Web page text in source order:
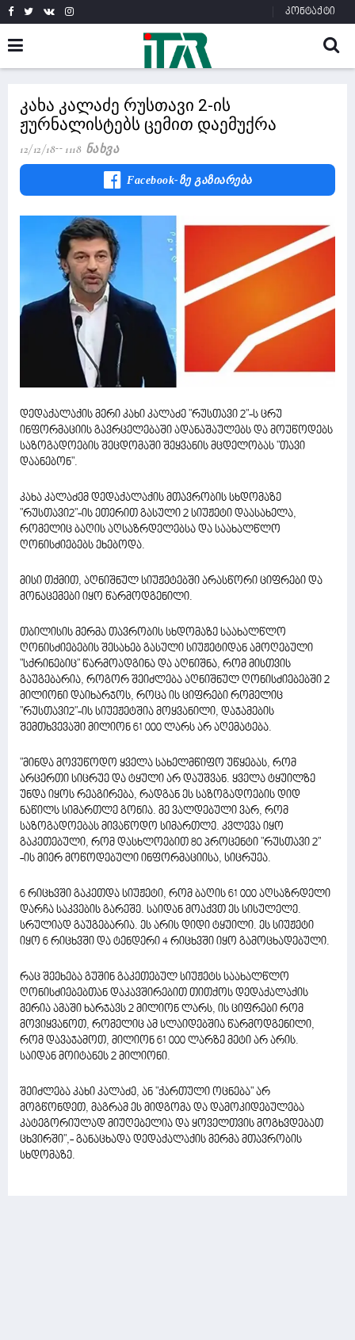
კონტაქტი
კახა კალაძე რუსთავი 2-ის
ჟურნალისტებს ცემით დაემუქრა
12/12/18 1118 Ნახვა
Facebook-Ზე Გაზიარება
დედაქალაქის მერი კახი კალაძე "რუსთავი 2"-ს ცრუ
ინფორმაციის გავრცელებაში ადანაშაულებს და მოუწოდებს
საზოგადოების შეცდომაში შეყვანის მცდელობას "თავი
დაანებონ".
კახა კალაძემ დედაქალაქის მთავრობის სხდომაზე
"რუსთავი2"-ის ეთერით გასული 2 სიუჟეტი დაასახელა,
რომელიც ბაღის აღსაზრდელებსა და საახალწლო
ღონისძიებებს ეხებოდა.
მისი თქმით, აღნიშნულ სიუჟეტებში არასწორი ციფრები და
მონაცემები იყო წარმოდგენილი.
თბილისის მერმა თავრობის სხდომაზე საახალწლო
ღონისძიებების შესახებ გასული სიუჟეტიდან ამოღებული
"სქრინებიც" წარმოადგინა და აღნიშნა, რომ მისთვის
გაუგებარია, როგორ შეიძლება აღნიშნულ ღონისძიებებში 2
მილიონი დაიხარჯოს, როცა ის ციფრები რომელიც
"რუსთავი2"-ის სიუეჟეტშია მოყვანილი, დაჯამების
შემთხვევაში მილიონ 61 000 ლარს არ აღემატება.
"მინდა მოვუწოდო ყველა სახელმწიფო უწყებას, რომ
არცერთი სიცრუე და ტყული არ დაუშვან. ყველა ტყუილზე
უნდა იყოს რეაგირება, რადგან ეს საზოგადოების დიდ
ნაწილს სიმართლე გონია. მე ვალდებული ვარ, რომ
საზოგადოებას მივაწოდო სიმართლე. კვლევა იყო
გაკეთებული, რომ დასხლოებით 80 პროცენტი "რუსთავი 2"
-ის მიერ მოწოდებული ინფორმაციისა, სიცრუეა.
6 რიცხვში გაკეთდა სიუჟეტი, რომ ბაღის 61 000 აღსაზრდელი
დარჩა საკვების გარეშე. საიდან მოაქვთ ეს სისულელე.
სრულიად გაუგებარია. ეს არის დიდი ტყუილი. ეს სიუჟეტი
იყო 6 რიცხვში და ტენდერი 4 რიცხვში იყო გამოცხადებული.
რაც შეეხება გუშინ გაკეთებულ სიუჟეტს საახალწლო
ღონისძიებებთან დაკავშირებით თითქოს დედაქალაქის
მერია ამაში ხარჯავს 2 მილიონ ლარს, ის ციფრები რომ
მოვიყვანოთ, რომელიც ამ სლაიდებშია წარმოდგენილი,
რომ დავაჯამოთ, მილიონ 61 000 ლარზე მეტი არ არის.
საიდან მოიტანეს 2 მილიონი.
შეიძლება კახი კალაძე, ან "ქართული ოცნება" არ
მოგწონდეთ, მაგრამ ეს მიდგომა და დამოკიდებულება
კატეგორიულად მიუღებელია და ყოველთვის მოგხვდებათ
ცხვირში",- განაცხადა დედაქალაქის მერმა მთავრობის
სხდომაზე.